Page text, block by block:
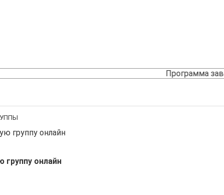
Программа
группу онлайн